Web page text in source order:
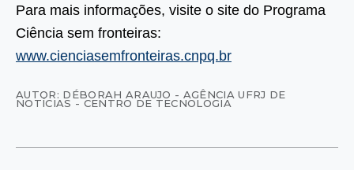
Para mais informações, visite o site do Programa
Ciência sem fronteiras:
www.cienciasemfronteiras.cnpq.br
AUTOR: DÉBORAH ARAUJO - AGÊNCIA UFRJ DE
NOTÍCIAS - CENTRO DE TECNOLOGIA